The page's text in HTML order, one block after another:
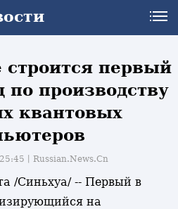
первый
по производству
квантовых
丨Russian.News.Cn
/Синьхуа/ -- Первый в
на